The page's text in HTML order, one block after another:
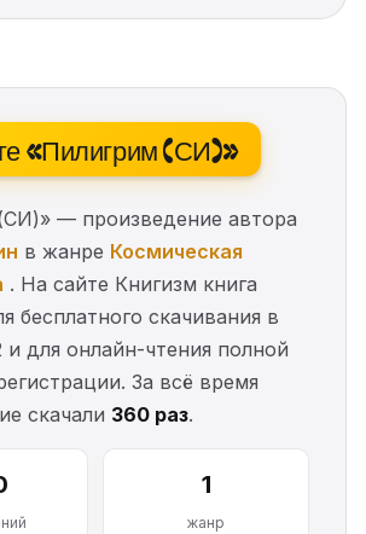
«Пилигрим (СИ)»
— произведение автора
в жанре Космическая
. На сайте Книгизм книга
бесплатного скачивания в
для онлайн-чтения полной
За всё время
скачали 360 раз.
1
жанр